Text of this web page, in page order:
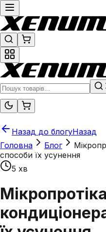
Назад до блогуНазад
Головна
Блог
способи їх усунення
5 хв